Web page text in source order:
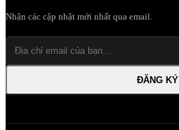
Nhận các cập nhật mới nhất qua email.
ĐĂNG KÝ